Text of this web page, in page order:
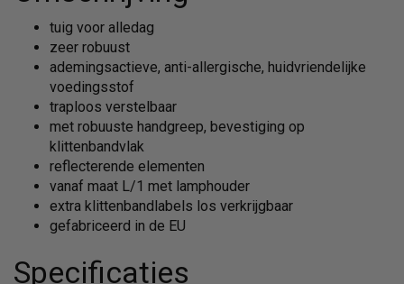
tuig voor alledag
zeer robuust
ademingsactieve, anti-allergische, huidvriendelijke
voedingsstof
traploos verstelbaar
met robuuste handgreep, bevestiging op
klittenbandvlak
reflecterende elementen
vanaf maat L/1 met lamphouder
extra klittenbandlabels los verkrijgbaar
gefabriceerd in de EU
Specificaties